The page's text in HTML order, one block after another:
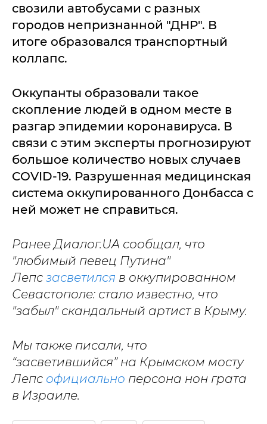
свозили автобусами с разных
городов непризнанной "ДНР". В
итоге образовался транспортный
коллапс.
Оккупанты образовали такое
скопление людей в одном месте в
разгар эпидемии коронавируса. В
связи с этим эксперты прогнозируют
большое количество новых случаев
COVID-19. Разрушенная медицинская
система оккупированного Донбасса с
ней может не справиться.
Ранее Диалог.UA сообщал, что
"любимый певец Путина"
Лепс засветился в оккупированном
Севастополе: стало известно, что
"забыл" скандальный артист в Крыму.
Мы также писали, что
“засветившийся” на Крымском мосту
Лепс официально персона нон грата
в Израиле.